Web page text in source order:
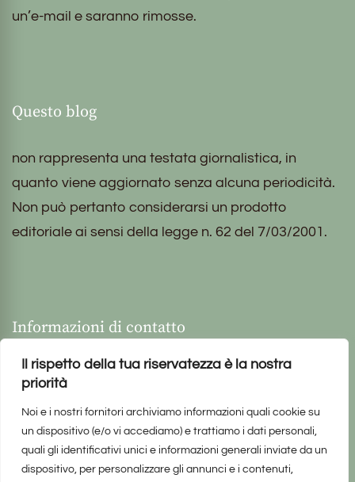
Il rispetto della tua riservatezza è la nostra
priorità
Noi e i nostri fornitori archiviamo informazioni quali cookie su
un dispositivo (e/o vi accediamo) e trattiamo i dati personali,
quali gli identificativi unici e informazioni generali inviate da un
dispositivo, per personalizzare gli annunci e i contenuti,
un’e-mail e saranno rimosse.
Questo blog
non rappresenta una testata giornalistica, in
quanto viene aggiornato senza alcuna periodicità.
Non può pertanto considerarsi un prodotto
editoriale ai sensi della legge n. 62 del 7/03/2001.
Informazioni di contatto